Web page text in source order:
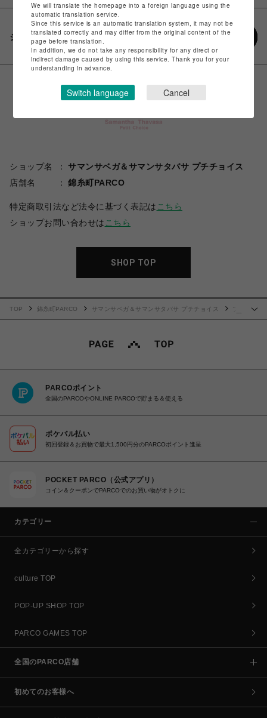
シェアする
ショップ名
サマンサベガ＆サマンサタバサ プチチョイス
店舗名
錦糸町PARCO
特定商取引法など法令に基づく表記は こちら
ショップお問い合わせは こちら
SHOP TOP
TOP 錦糸町PARCO サマンサベガ＆サマンサタバサ プチチョイス
PARCOポイント
全国のPARCOやONLINE PARCOで貯まる＆使える
ポケパル払い
初回登録＆お買物で最大1,500円分のPARCOポイント進呈
POCKET PARCO（公式アプリ）
コイン＆クーポンでPARCOでのお買い物がオトクに
カテゴリー
全カテゴリーから探す
culture TOP
POP-UP SHOP TOP
PARCO GAMES TOP
全国のPARCO店舗
初めてのお客様へ
We will translate the homepage into a foreign language using the
automatic translation service.
Since this service is an automatic translation system, it may not be
translated correctly and may differ from the original content of the
page before translation.
In addition, we do not take any responsibility for any direct or
indirect damage caused by using this service. Thank you for your
understanding in advance.
Switch language Cancel